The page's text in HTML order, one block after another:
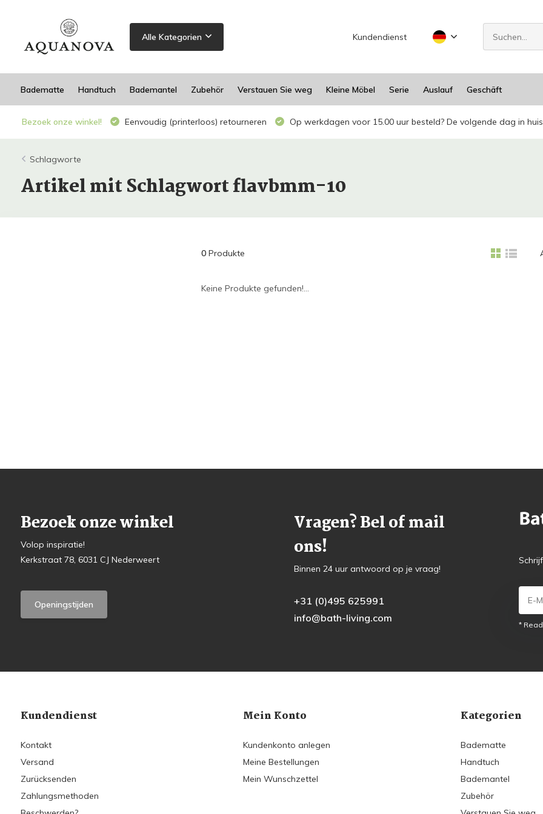
Alle Kategorien Kundendienst
Badematte Handtuch Bademantel Zubehör Verstauen Sie weg Kleine Möbel Serie Auslauf Geschäft
Bezoek onze winkel! Eenvoudig (printerloos) retourneren Op werkdagen voor 15.00 uur besteld? De volgende dag in
Schlagworte
Artikel mit Schlagwort flavbmm-10
0Produkte
Keine Produkte gefunden!...
Bezoek onze winkel
Volop inspiratie!
Kerkstraat 78, 6031 CJ Nederweert
Openingstijden
Vragen? Bel of mail
ons!
Binnen 24 uur antwoord op je vraag!
+31 (0)495 625991
info@bath-living.com
*
Kundendienst
Kontakt
Versand
Zurücksenden
Zahlungsmethoden
Mein Konto
Kundenkonto anlegen
Meine Bestellungen
Mein Wunschzettel
Kategorien
Badematte
Handtuch
Bademantel
Zubehör